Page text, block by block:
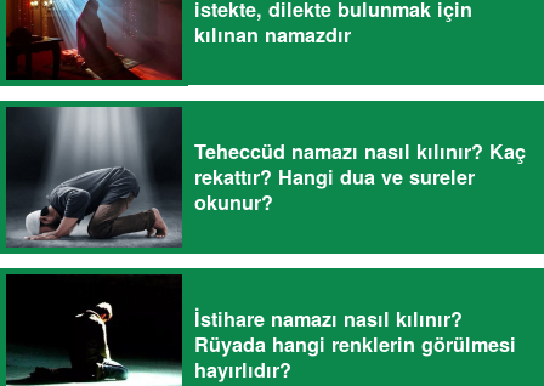
istekte, dilekte bulunmak için
kılınan namazdır
Teheccüd namazı nasıl kılınır? Kaç
rekattır? Hangi dua ve sureler
okunur?
İstihare namazı nasıl kılınır?
Rüyada hangi renklerin görülmesi
hayırlıdır?